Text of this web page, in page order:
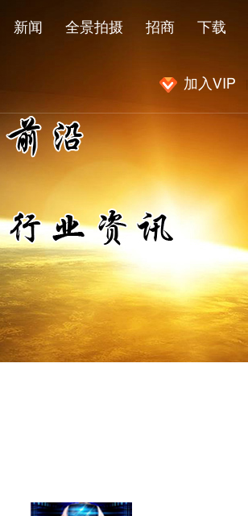
新闻 全景拍摄 招商 下载
加入VIP